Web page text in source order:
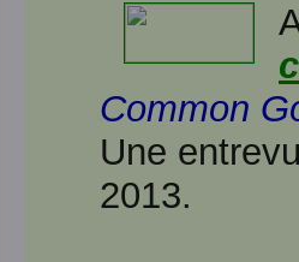
Common
Une
2013.